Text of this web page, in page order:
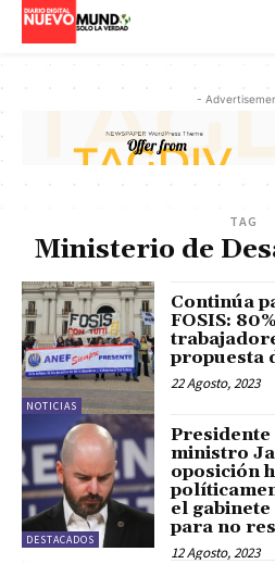
-
TAG
Ministerio de
NOTICIAS
Continúa
FOSIS:
propuesta
22 Agosto, 2023
DESTACADOS
Presidente
ministro
oposición
el
para no
12 Agosto, 2023